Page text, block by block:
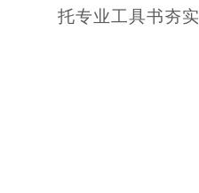
托专业工具书夯